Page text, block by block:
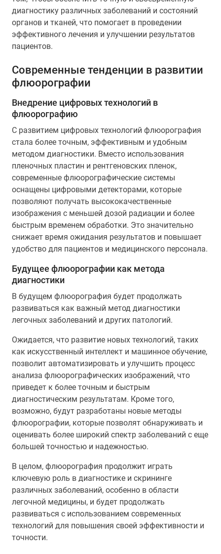
диагностику различных заболеваний и состояний
органов и тканей, что помогает в проведении
эффективного лечения и улучшении результатов
пациентов.
Современные тенденции в развитии
флюорографии
Внедрение цифровых технологий в
флюорографию
С развитием цифровых технологий флюорография
стала более точным, эффективным и удобным
методом диагностики. Вместо использования
пленочных пластин и рентгеновских пленок,
современные флюорографические системы
оснащены цифровыми детекторами, которые
позволяют получать высококачественные
изображения с меньшей дозой радиации и более
быстрым временем обработки. Это значительно
снижает время ожидания результатов и повышает
удобство для пациентов и медицинского персонала.
Будущее флюорографии как метода
диагностики
В будущем флюорография будет продолжать
развиваться как важный метод диагностики
легочных заболеваний и других патологий.
Ожидается, что развитие новых технологий, таких
как искусственный интеллект и машинное обучение,
позволит автоматизировать и улучшить процесс
анализа флюорографических изображений, что
приведет к более точным и быстрым
диагностическим результатам. Кроме того,
возможно, будут разработаны новые методы
флюорографии, которые позволят обнаруживать и
оценивать более широкий спектр заболеваний с еще
большей точностью и надежностью.
В целом, флюорография продолжит играть
ключевую роль в диагностике и скрининге
различных заболеваний, особенно в области
легочной медицины, и будет продолжать
развиваться с использованием современных
технологий для повышения своей эффективности и
точности.